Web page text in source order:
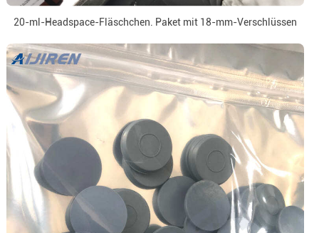
20-ml-Headspace-Fläschchen. Paket mit 18-mm-Verschlüssen